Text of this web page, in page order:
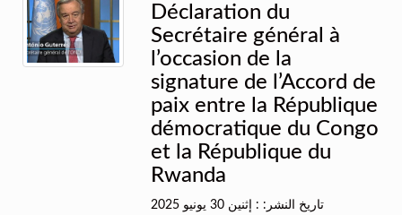
Déclaration du
Secrétaire général à
l’occasion de la
signature de l’Accord de
paix entre la République
démocratique du Congo
et la République du
Rwanda
تاريخ النشر: : إثنين 30 يونيو 2025